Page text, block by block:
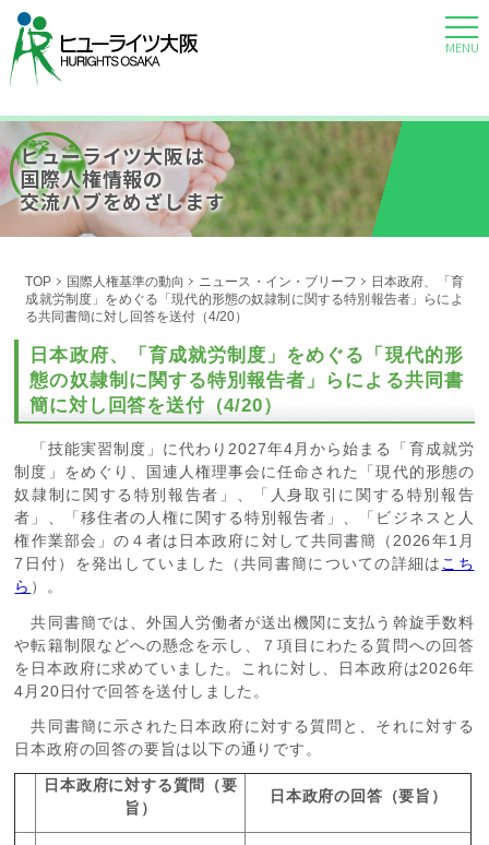
MENU
ヒューライツ大阪は
国際人権情報の
交流ハブをめざします
TOP 国際人権基準の動向 ニュース・イン・ブリーフ
日本政府、「育
成就労制度」をめぐる「現代的形態の奴隷制に関する特別報告者」らによ
る共同書簡に対し回答を送付（4/20）
日本政府、「育成就労制度」をめぐる「現代的形
態の奴隷制に関する特別報告者」らによる共同書
簡に対し回答を送付（4/20）
「技能実習制度」に代わり2027年4月から始まる「育成就労
制度」をめぐり、国連人権理事会に任命された「現代的形態の
奴隷制に関する特別報告者」、「人身取引に関する特別報告
者」、「移住者の人権に関する特別報告者」、「ビジネスと人
権作業部会」の４者は日本政府に対して共同書簡（2026年1 月
7 日付）を発出していました（共同書簡についての詳細はこち
ら ）。
共同書簡では、外国人労働者が送出機関に支払う斡旋手数料
や転籍制限などへの懸念を示し、７項目にわたる質問への回答
を日本政府に求めていました。これに対し、日本政府は2026年
4 月 20日付で回答を送付しました。
共同書簡に示された日本政府に対する質問と、それに対する
日本政府の回答の要旨は以下の通りです。
日本政府に対する質問（要
旨）
日本政府の回答（要旨）